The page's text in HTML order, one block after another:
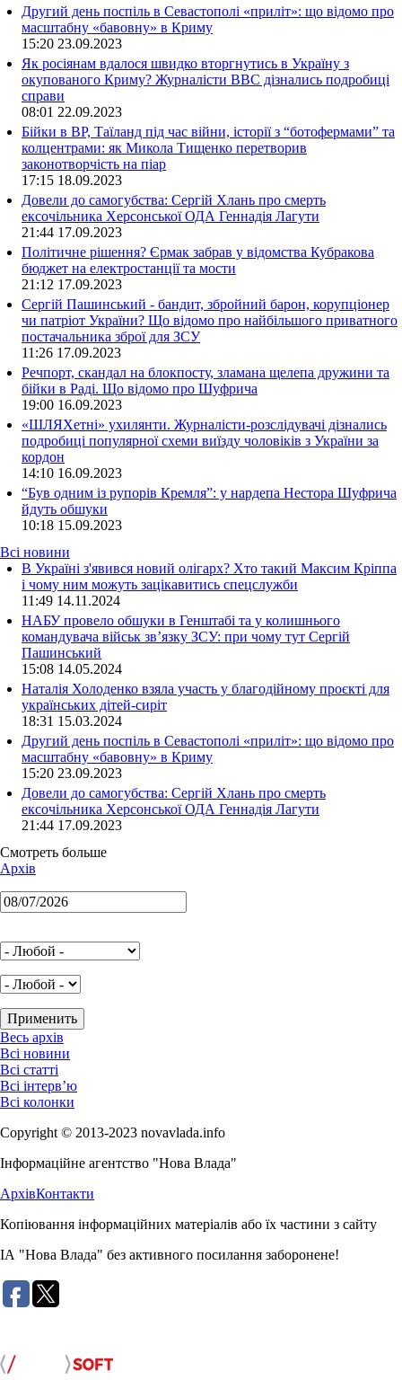
Другий день поспіль в Севастополі «приліт»: що відомо про
масштабну «бавовну» в Криму
15:20 23.09.2023
Як росіянам вдалося швидко вторгнутись в Україну з
окупованого Криму? Журналісти ВВС дізнались подробиці
справи
08:01 22.09.2023
Бійки в ВР, Таїланд під час війни, історії з “ботофермами” та
колцентрами: як Микола Тищенко перетворив
законотворчість на піар
17:15 18.09.2023
Довели до самогубства: Сергій Хлань про смерть
ексочільника Херсонської ОДА Геннадія Лагути
21:44 17.09.2023
Політичне рішення? Єрмак забрав у відомства Кубракова
бюджет на електростанції та мости
21:12 17.09.2023
Сергій Пашинський - бандит, збройний барон, корупціонер
чи патріот України? Що відомо про найбільшого приватного
постачальника зброї для ЗСУ
11:26 17.09.2023
Речпорт, скандал на блокпосту, зламана щелепа дружини та
бійки в Раді. Що відомо про Шуфрича
19:00 16.09.2023
«ШЛЯХетні» ухилянти. Журналісти-розслідувачі дізнались
подробиці популярної схеми виїзду чоловіків з України за
кордон
14:10 16.09.2023
“Був одним із рупорів Кремля”: у нардепа Нестора Шуфрича
йдуть обшуки
10:18 15.09.2023
Всі новини
В Україні з'явився новий олігарх? Хто такий Максим Кріппа
і чому ним можуть зацікавитись спецслужби
11:49 14.11.2024
НАБУ провело обшуки в Генштабі та у колишнього
командувача військ зв’язку ЗСУ: при чому тут Сергій
Пашинський
15:08 14.05.2024
Наталія Холоденко взяла участь у благодійному проєкті для
українських дітей-сиріт
18:31 15.03.2024
Другий день поспіль в Севастополі «приліт»: що відомо про
масштабну «бавовну» в Криму
15:20 23.09.2023
Довели до самогубства: Сергій Хлань про смерть
ексочільника Херсонської ОДА Геннадія Лагути
21:44 17.09.2023
Смотреть больше
Архів
Весь архів
Всі новини
Всі статті
Всі інтерв’ю
Всі колонки
Copyright © 2013-2023 novavlada.info
Інформаційне агентство "Нова Влада"
АрхівКонтакти
Копіювання інформаційних матеріалів або їх частини з сайту
ІА "Нова Влада" без активного посилання заборонене!